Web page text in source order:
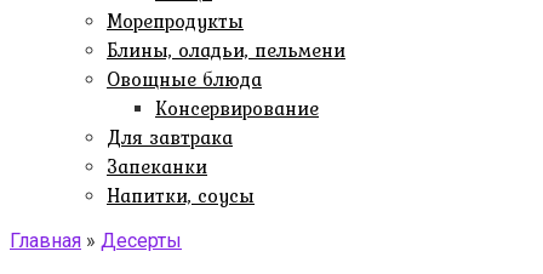
Морепродукты
Блины, оладьи, пельмени
Овощные блюда
Консервирование
Для завтрака
Запеканки
Напитки, соусы
Главная » Десерты